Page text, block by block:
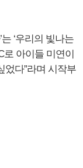
‘우리의 빛나는
로 아이들 미연이
었다”라며 시작부